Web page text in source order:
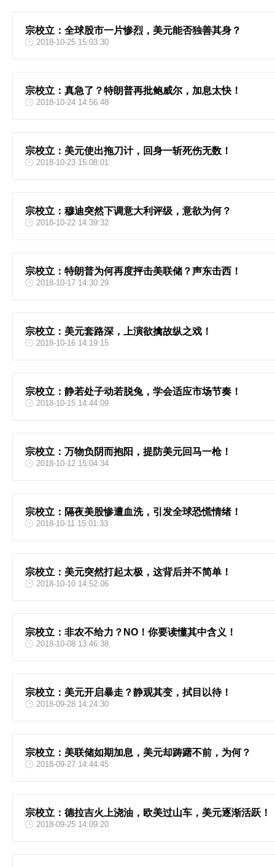
宗校立：全球股市一片惨烈，美元能否独善其身？
2018-10-25 15:03:30
宗校立：真急了？特朗普再批鲍威尔，加息太快！
2018-10-24 14:56:48
宗校立：美元使出拖刀计，回身一斩死伤无数！
2018-10-23 15:08:01
宗校立：穆迪突然下调意大利评级，意欲为何？
2018-10-22 14:39:32
宗校立：特朗普为何再度抨击美联储？声东击西！
2018-10-17 14:30:29
宗校立：美元套路深，上演欲擒故纵之戏！
2018-10-16 14:19:15
宗校立：静若处子动若脱兔，学会适应市场节奏！
2018-10-15 14:44:09
宗校立：万物负阴而抱阳，提防美元回马一枪！
2018-10-12 15:04:34
宗校立：隔夜美股惨遭血洗，引发全球恐慌情绪！
2018-10-11 15:01:33
宗校立：美元突然打起太极，这背后并不简单！
2018-10-10 14:52:06
宗校立：非农不给力？NO！你要读懂其中含义！
2018-10-08 13:46:38
宗校立：美元开启暴走？静观其变，拭目以待！
2018-09-28 14:24:30
宗校立：美联储如期加息，美元却踌躇不前，为何？
2018-09-27 14:44:45
宗校立：德拉吉火上浇油，欧美过山车，美元逐渐活跃！
2018-09-25 14:09:20